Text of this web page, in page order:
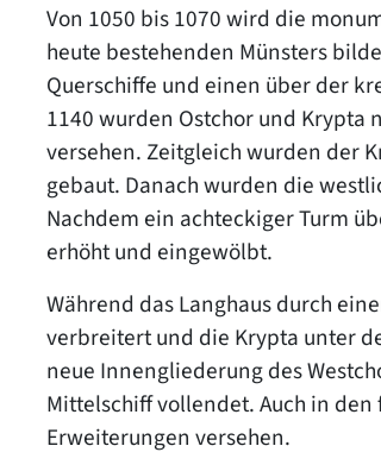
Von 1050 bis 1070 wird die
heute bestehenden Münsters
Querschiffe und einen über der
1140 wurden Ostchor und Krypta
versehen. Zeitgleich wurden der
gebaut. Danach wurden die
Nachdem ein achteckiger Turm
erhöht und eingewölbt.
Während das Langhaus durch
verbreitert und die Krypta unter
neue Innengliederung des
Mittelschiff vollendet. Auch in
Erweiterungen versehen.